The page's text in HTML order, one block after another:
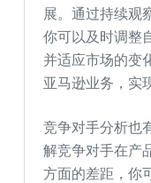
展。通过持续观
你可以及时调整
并适应市场的变
亚马逊业务，实
竞争对手分析也
解竞争对手在产
方面的差距，你